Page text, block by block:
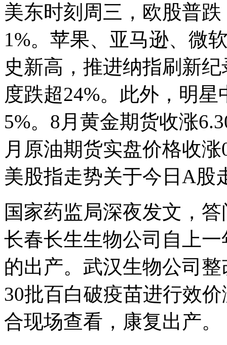
美东时刻周三，欧股普
1%。苹果、亚马逊、微
史新高，推进纳指刷新
度跌超24%。此外，明
5%。8月黄金期货收涨
月原油期货实盘价格收
美股指走势关于今日A股
国家药监局深夜发文，
长春长生生物公司自上
的出产。武汉生物公司
30批百白破疫苗进行效
合现场查看，康复出产。